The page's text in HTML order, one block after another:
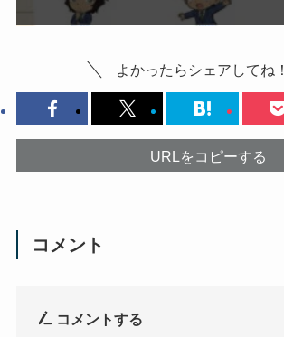
よかったらシェアしてね！
URLをコピーする
コメント
コメントする